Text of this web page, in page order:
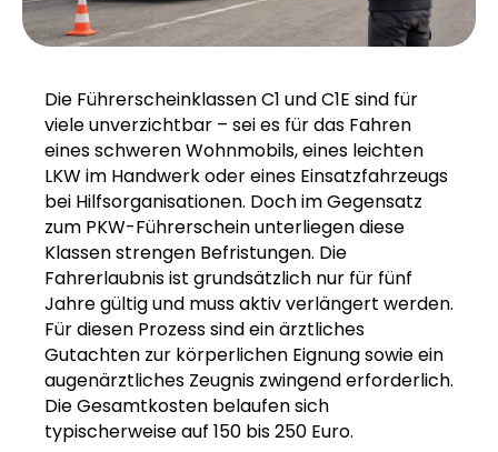
Die Führerscheinklassen C1 und C1E sind für
viele unverzichtbar – sei es für das Fahren
eines schweren Wohnmobils, eines leichten
LKW im Handwerk oder eines Einsatzfahrzeugs
bei Hilfsorganisationen. Doch im Gegensatz
zum PKW-Führerschein unterliegen diese
Klassen strengen Befristungen. Die
Fahrerlaubnis ist grundsätzlich nur für fünf
Jahre gültig und muss aktiv verlängert werden.
Für diesen Prozess sind ein ärztliches
Gutachten zur körperlichen Eignung sowie ein
augenärztliches Zeugnis zwingend erforderlich.
Die Gesamtkosten belaufen sich
typischerweise auf 150 bis 250 Euro.